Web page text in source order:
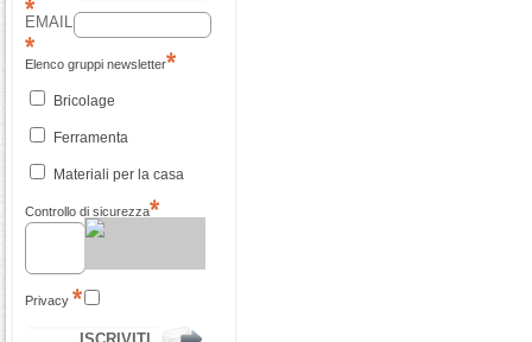
EMAIL
Elenco gruppi newsletter
Bricolage
Ferramenta
Materiali per la casa
Controllo di sicurezza
Privacy